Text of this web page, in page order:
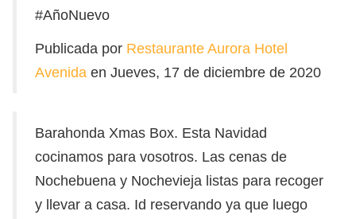
#AñoNuevo
Publicada por Restaurante Aurora Hotel
Avenida en Jueves, 17 de diciembre de 2020
Barahonda Xmas Box. Esta Navidad
cocinamos para vosotros. Las cenas de
Nochebuena y Nochevieja listas para recoger
y llevar a casa. Id reservando ya que luego